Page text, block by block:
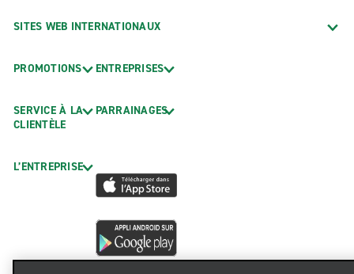
SITES WEB INTERNATIONAUX
PROMOTIONS
SERVICE À LA
CLIENTÈLE
L’ENTREPRISE
ENTREPRISES
PARRAINAGES